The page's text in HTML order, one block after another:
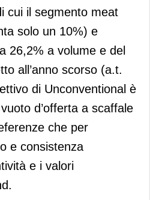
cui il segmento meat
solo un 10%) e
26,2% a volume e del
all’anno scorso (a.t.
di Unconventional è
d’offerta a scaffale
che per
e consistenza
e i valori